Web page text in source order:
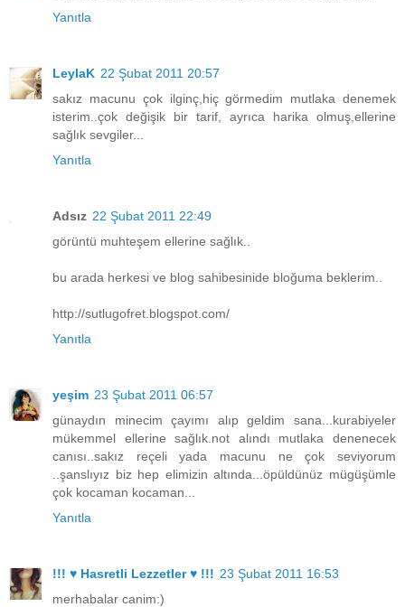
Yanıtla
LeylaK 22 Şubat 2011 20:57
sakız macunu çok ilginç,hiç görmedim mutlaka denemek
isterim..çok değişik bir tarif, ayrıca harika olmuş,ellerine
sağlık sevgiler...
Yanıtla
Adsız 22 Şubat 2011 22:49
görüntü muhteşem ellerine sağlık..
bu arada herkesi ve blog sahibesinide bloğuma beklerim..
http://sutlugofret.blogspot.com/
Yanıtla
yeşim 23 Şubat 2011 06:57
günaydın minecim çayımı alıp geldim sana...kurabiyeler
mükemmel ellerine sağlık.not alındı mutlaka denenecek
canısı..sakız reçeli yada macunu ne çok seviyorum
..şanslıyız biz hep elimizin altında...öpüldünüz mügüşümle
çok kocaman kocaman...
Yanıtla
!!! ♥ Hasretli Lezzetler ♥ !!! 23 Şubat 2011 16:53
merhabalar canim:)